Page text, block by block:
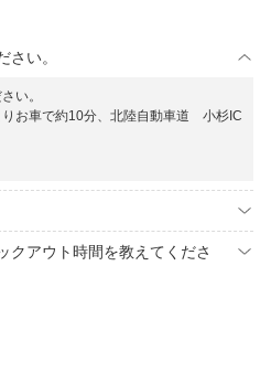
さい。
い。
お車で約10分、北陸自動車道 小杉IC
クアウト時間を教えてくださ